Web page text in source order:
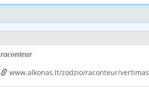
raconteur
www.alkonas.lt/zodzio/raconteur/vertimas